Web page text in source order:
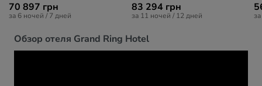
Обзор отеля Grand Ring Hotel
70 897 грн
за 6 ночей / 7 дней
83 294 грн
за 11 ночей / 12 дней